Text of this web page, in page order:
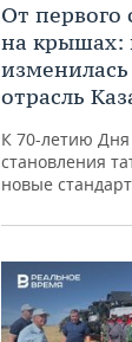
От первого
на крышах:
отрасль
К 70-летию
становления
новые